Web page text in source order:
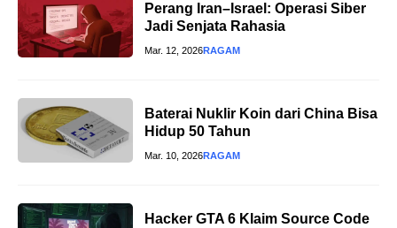
Perang Iran–Israel: Operasi Siber
Jadi Senjata Rahasia
Mar. 12, 2026RAGAM
Baterai Nuklir Koin dari China Bisa
Hidup 50 Tahun
Mar. 10, 2026RAGAM
Hacker GTA 6 Klaim Source Code